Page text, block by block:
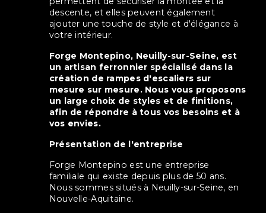
descente, et elles peuvent également
ajouter une touche de style et d'élégance à
votre intérieur.
Forge Montepino, Neuilly-sur-Seine, est
un artisan ferronnier spécialisé dans la
création de rampes d'escaliers sur
mesure sur mesure. Nous vous proposons
un large choix de styles et de finitions,
afin de répondre à tous vos besoins et à
vos envies.
Présentation de l'entreprise
Forge Montepino est une entreprise
familiale qui existe depuis plus de 50 ans.
Nous sommes situés à Neuilly-sur-Seine, en
Nouvelle-Aquitaine.